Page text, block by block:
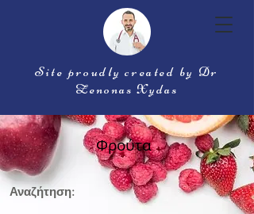
Site proudly created by Dr
Zenonas Xydas
Φρούτα
Αναζήτηση: